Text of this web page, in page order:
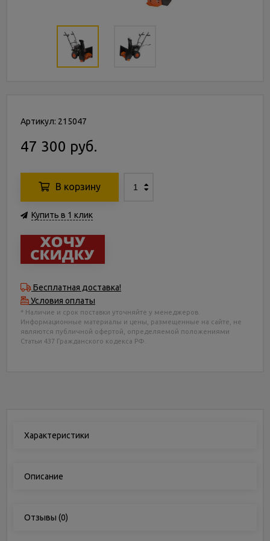
Артикул: 215047
47 300 руб.
В корзину
Купить в 1 клик
Бесплатная доставка!
Условия оплаты
* Наличие и срок поставки уточняйте у менеджеров.
Информационные материалы и цены, размещенные на сайте, не
являются публичной офертой, определяемой положениями
Статьи 437 Гражданского кодекса РФ.
Характеристики
Описание
Отзывы (0)